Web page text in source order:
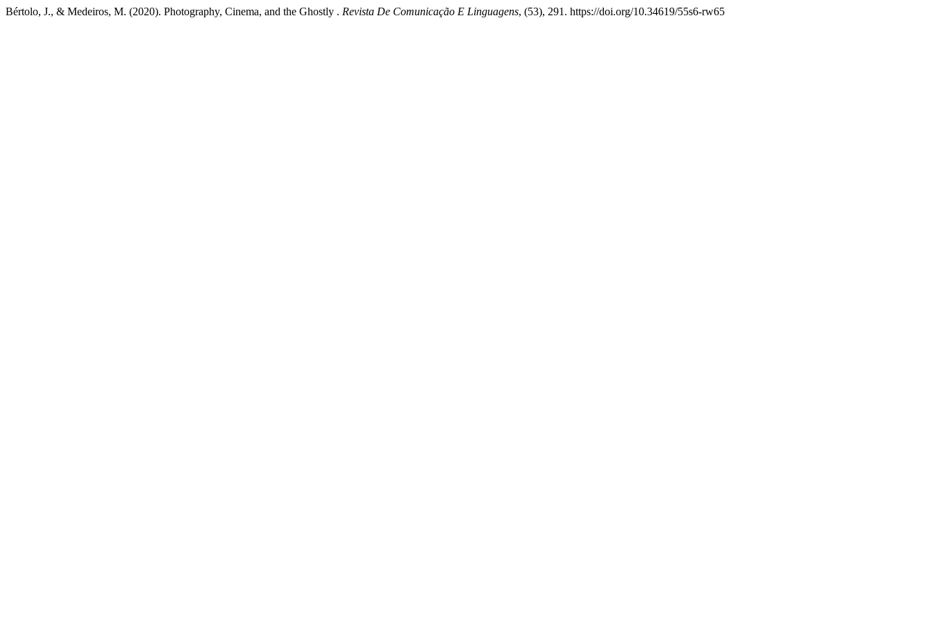
Bértolo, J., & Medeiros, M. (2020). Photography, Cinema, and the Ghostly . Revista De Comunicação E Linguagens, (53), 291. https://doi.org/10.34619/55s6-rw65